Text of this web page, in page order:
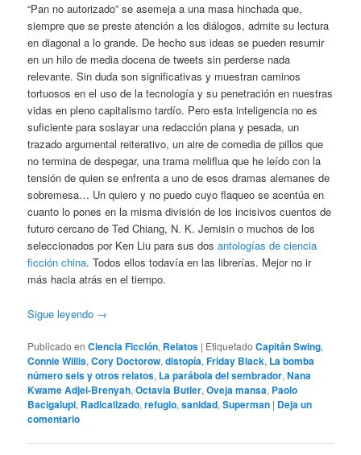
“Pan no autorizado” se asemeja a una masa hinchada que,
siempre que se preste atención a los diálogos, admite su lectura
en diagonal a lo grande. De hecho sus ideas se pueden resumir
en un hilo de media docena de tweets sin perderse nada
relevante. Sin duda son significativas y muestran caminos
tortuosos en el uso de la tecnología y su penetración en nuestras
vidas en pleno capitalismo tardío. Pero esta inteligencia no es
suficiente para soslayar una redacción plana y pesada, un
trazado argumental reiterativo, un aire de comedia de pillos que
no termina de despegar, una trama meliflua que he leído con la
tensión de quien se enfrenta a uno de esos dramas alemanes de
sobremesa… Un quiero y no puedo cuyo flaqueo se acentúa en
cuanto lo pones en la misma división de los incisivos cuentos de
futuro cercano de Ted Chiang, N. K. Jemisin o muchos de los
seleccionados por Ken Liu para sus dosantologías de ciencia
ficción china. Todos ellos todavía en las librerías. Mejor no ir
más hacia atrás en el tiempo.
Sigue leyendo →
Publicado en Ciencia Ficción, Relatos | Etiquetado Capitán Swing,
Connie Willis,Cory Doctorow,distopía,Friday Black, La bomba
número seis y otros relatos, La parábola del sembrador,Nana
Kwame Adjei-Brenyah,Octavia Butler,Oveja mansa, Paolo
Bacigalupi, Radicalizado,refugio,sanidad,Superman | Deja un
comentario